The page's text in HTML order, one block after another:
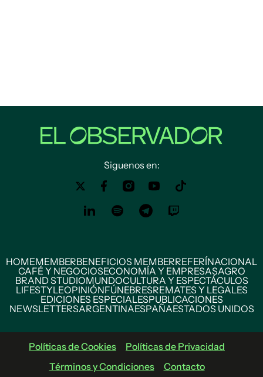
Siguenos en:
HOMEMEMBERBENEFICIOS MEMBERREFERÍNACIONAL
CAFÉ Y NEGOCIOSECONOMÍA Y EMPRESASAGRO
BRAND STUDIOMUNDOCULTURA Y ESPECTÁCULOS
LIFESTYLEOPINIÓNFÚNEBRESREMATES Y LEGALES
EDICIONES ESPECIALESPUBLICACIONES
NEWSLETTERSARGENTINAESPAÑAESTADOS UNIDOS
Políticas de Cookies
Políticas de Privacidad
Términos y Condiciones
Contacto